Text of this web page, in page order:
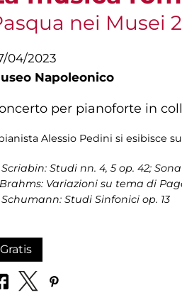
nei Musei
04/2023
Napoleonico
per pianoforte in
Alessio Pedini si esibisce
Scriabin: Studi nn. 4, 5 op. 42;
Variazioni su tema di
Schumann: Studi Sinfonici op. 13
Gratis